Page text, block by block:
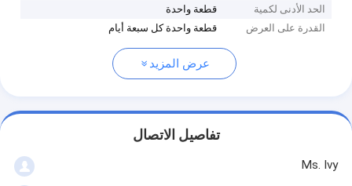
الحد الأدنى لكمية
قطعة واحدة
القدرة على العرض
قطعة واحدة كل سبعة أيام
عرض المزيد
تفاصيل الاتصال
Ms. Ivy